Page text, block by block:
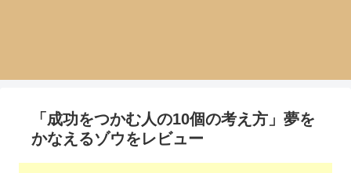
「成功をつかむ人の10個の考え方」夢を
かなえるゾウをレビュー